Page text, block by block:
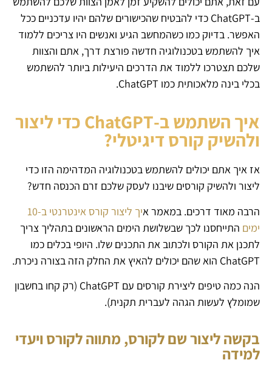
ב-ChatGPT כדי להבטיח שהכישורים שלהם יהיו עדכניים ככל
האפשר. בדיוק כמו כשהמחשב הגיע ואנשים היו צריכים ללמוד
איך להשתמש בטכנולוגיה חדשה פורצת דרך, אתם והצוות
שלכם תצטרכו ללמוד את הדרכים היעילות ביותר להשתמש
בכלי בינה מלאכותית כמו ChatGPT.
איך השתמש ב-ChatGPT כדי ליצור
ולהשיק קורס דיגיטלי?
אז איך אתם יכולים להשתמש בטכנולוגיה המדהימה הזו כדי
ליצור ולהשיק קורסים שיבנו לעסק שלכם זרם הכנסה חדש?
הרבה מאוד דרכים. במאמר א
יך ליצור קורס אינטרנטי ב-10
ימים התייחסנו לכך שבשלושת הימים הראשונים בתהליך צריך
לתכנן את הקורס ולכתוב את התכנים שלו. היופי בכלים כמו
ChatGPT הוא שהם יכולים להאיץ את החלק הזה בצורה ניכרת.
הנה כמה טיפים ליצירת קורסים עם ChatGPT (רק קחו בחשבון
שמומלץ לעשות הגהה לעברית תקנית).
בקשה ליצור שם לקורס, מתווה לקורס ויעדי
למידה